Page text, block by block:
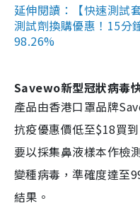
延伸閱讀：【快速測試
測試劑換購優惠！15分
98.26%
Savewo新型冠狀病毒
產品由香港口罩品牌
抗疫優惠價低至$18買
要以採集鼻液樣本作檢
變種病毒，準確度達至
結果。